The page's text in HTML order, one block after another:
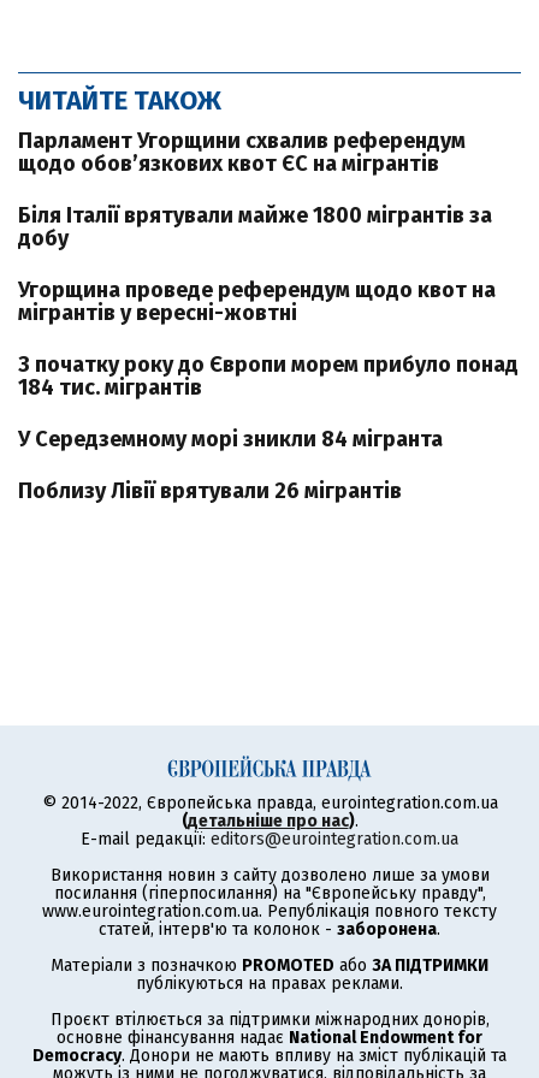
ЧИТАЙТЕ ТАКОЖ
Парламент Угорщини схвалив референдум
щодо обов’язкових квот ЄС на мігрантів
Біля Італії врятували майже 1800 мігрантів за
добу
Угорщина проведе референдум щодо квот на
мігрантів у вересні-жовтні
З початку року до Європи морем прибуло понад
184 тис. мігрантів
У Середземному морі зникли 84 мігранта
Поблизу Лівії врятували 26 мігрантів
© 2014-2022, Європейська правда, eurointegration.com.ua
(детальніше про нас).
E-mail редакції: editors@eurointegration.com.ua
Використання новин з сайту дозволено лише за умови
посилання (гіперпосилання) на "Європейську правду",
www.eurointegration.com.ua. Републікація повного тексту
статей, інтерв'ю та колонок - заборонена.
Матеріали з позначкою PROMOTED або ЗА ПІДТРИМКИ
публікуються на правах реклами.
Проєкт втілюється за підтримки міжнародних донорів,
основне фінансування надає National Endowment for
Democracy. Донори не мають впливу на зміст публікацій та
можуть із ними не погоджуватися, відповідальність за